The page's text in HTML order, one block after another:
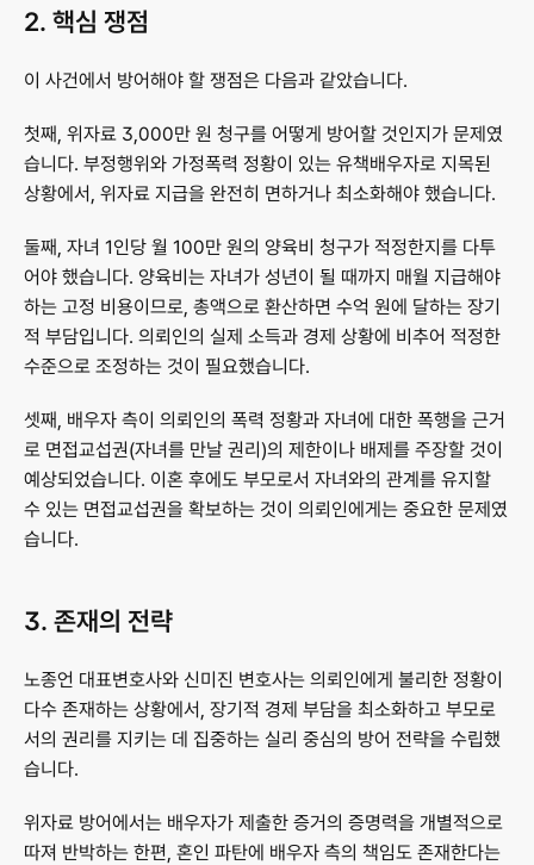
2. 핵심 쟁점
이 사건에서 방어해야 할 쟁점은 다음과 같았습니다.
첫째, 위자료 3,000만 원 청구를 어떻게 방어할 것인지가 문제였
습니다. 부정행위와 가정폭력 정황이 있는 유책배우자로 지목된
상황에서, 위자료 지급을 완전히 면하거나 최소화해야 했습니다.
둘째, 자녀 1인당 월 100만 원의 양육비 청구가 적정한지를 다투
어야 했습니다. 양육비는 자녀가 성년이 될 때까지 매월 지급해야
하는 고정 비용이므로, 총액으로 환산하면 수억 원에 달하는 장기
적 부담입니다. 의뢰인의 실제 소득과 경제 상황에 비추어 적정한
수준으로 조정하는 것이 필요했습니다.
셋째, 배우자 측이 의뢰인의 폭력 정황과 자녀에 대한 폭행을 근거
로 면접교섭권(자녀를 만날 권리)의 제한이나 배제를 주장할 것이
예상되었습니다. 이혼 후에도 부모로서 자녀와의 관계를 유지할
수 있는 면접교섭권을 확보하는 것이 의뢰인에게는 중요한 문제였
습니다.
3. 존재의 전략
노종언 대표변호사와 신미진 변호사는 의뢰인에게 불리한 정황이
다수 존재하는 상황에서, 장기적 경제 부담을 최소화하고 부모로
서의 권리를 지키는 데 집중하는 실리 중심의 방어 전략을 수립했
습니다.
위자료 방어에서는 배우자가 제출한 증거의 증명력을 개별적으로
따져 반박하는 한편, 혼인 파탄에 배우자 측의 책임도 존재한다는